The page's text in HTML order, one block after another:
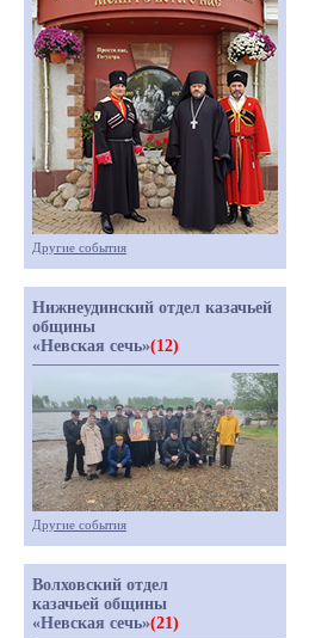
Другие события
Нижнеудинский отдел казачьей
общины
«Невская сечь»(12)
Другие события
Волховский отдел
казачьей общины
«Невская сечь»(21)